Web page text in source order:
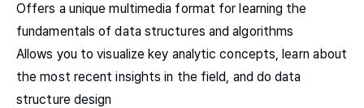
Offers a unique multimedia format for learning the
fundamentals of data structures and algorithms
Allows you to visualize key analytic concepts, learn about
the most recent insights in the field, and do data
structure design